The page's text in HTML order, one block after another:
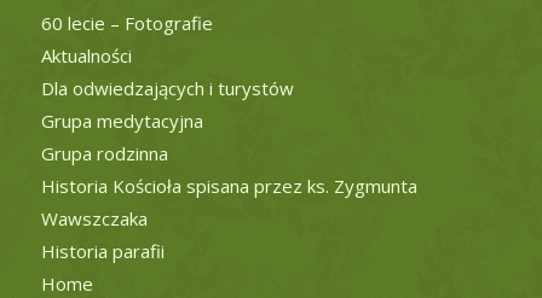
60 lecie – Fotografie
Aktualności
Dla odwiedzających i turystów
Grupa medytacyjna
Grupa rodzinna
Historia Kościoła spisana przez ks. Zygmunta
Wawszczaka
Historia parafii
Home